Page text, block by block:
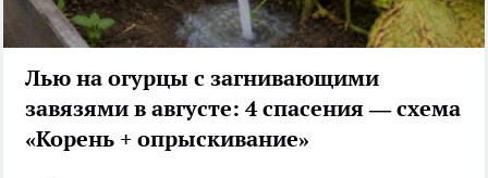
Лью на огурцы с загнивающими
завязями в августе: 4 спасения — схема
«Корень + опрыскивание»